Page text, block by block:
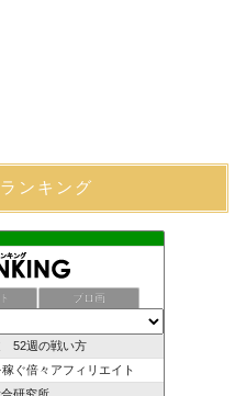
ンキング
ブロ画
52週の戦い方
ぐ倍々アフィリエイト